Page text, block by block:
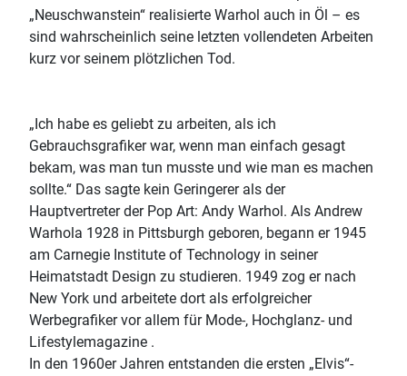
„Neuschwanstein“ realisierte Warhol auch in Öl – es
sind wahrscheinlich seine letzten vollendeten Arbeiten
kurz vor seinem plötzlichen Tod.
„Ich habe es geliebt zu arbeiten, als ich
Gebrauchsgrafiker war, wenn man einfach gesagt
bekam, was man tun musste und wie man es machen
sollte.“ Das sagte kein Geringerer als der
Hauptvertreter der Pop Art: Andy Warhol. Als Andrew
Warhola 1928 in Pittsburgh geboren, begann er 1945
am Carnegie Institute of Technology in seiner
Heimatstadt Design zu studieren. 1949 zog er nach
New York und arbeitete dort als erfolgreicher
Werbegrafiker vor allem für Mode-, Hochglanz- und
Lifestylemagazine .
In den 1960er Jahren entstanden die ersten „Elvis“-